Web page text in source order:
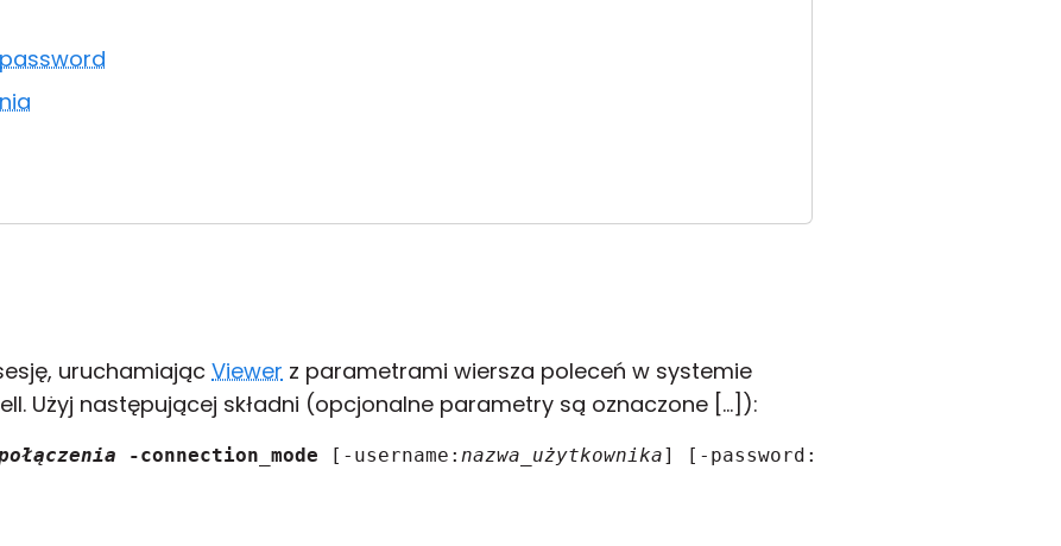
uruchamiając Viewer z parametrami wiersza poleceń w systemie
Użyj następującej składni (opcjonalne parametry są oznaczone [...]):
-connection_mode [-username: nazwa_użytkownika] [-password: